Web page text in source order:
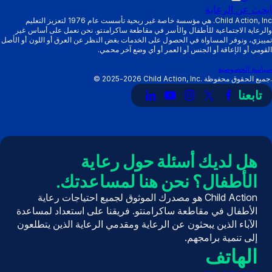
والأمهاتالمزودون
الفرعية:
طرق
الدعم
التشغيل
الفرعية:
الموارد
قائمة
التشغيل
الفرعية:
نبذة
ابحث عن الرعاية
Child Action, Inc. هي مؤسسة خاصة غير ربحية تأسست عام 1976 لتعزيز التعليم
والرعاية الاجتماعية للأطفال والأسر في مقاطعة ساكرامنتو. نحن نعمل على أساس غير
تمييزي، ونوفر المساواة في الحصول على الخدمات بغض النظر عن العرق أو اللون أو الأصل
القومي أو الإعاقة أو الجنس أو العمر أو أي وضع آخر محمي.
سياسة الخصوصية
© 2025-2026 Child Action, Inc. جميع الحقوق محفوظة.
تابعنا رابط
إلى
رابط
إلى
(تويتر)
رابط
إلى
رابط
إلى
رابط
إلى
هل لديك أسئلة حول رعاية
الأطفال؟ نحن هنا لمساعدتك.
Child Action هو مصدرك الموثوق لجميع احتياجات رعاية
الأطفال في مقاطعة ساكرامنتو. فريقنا على استعداد لمساعدة
الآباء الذين يبحثون عن الرعاية ومقدمي الرعاية الذين يتطلعون
إلى تنمية برامجهم.
الهاتف